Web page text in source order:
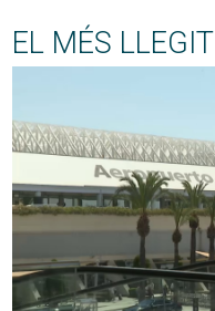
EL MÉS LLEGIT